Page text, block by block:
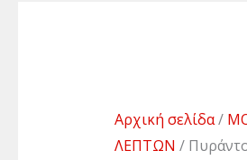
Αρχική σελίδα/
ΛΕΠΤΩΝ /